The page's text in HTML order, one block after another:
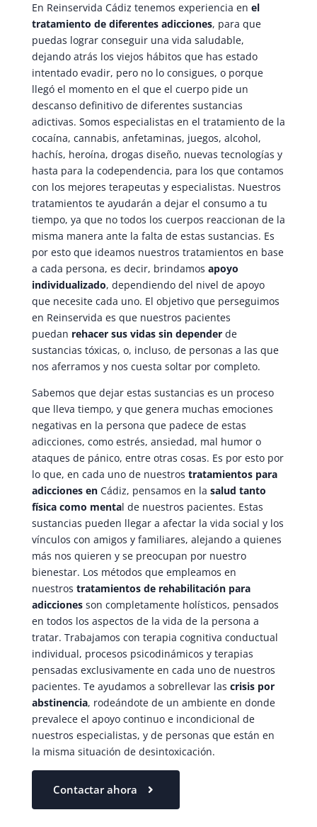
En Reinservida Cádiz tenemos experiencia en el
tratamiento de diferentes adicciones, para que
puedas lograr conseguir una vida saludable,
dejando atrás los viejos hábitos que has estado
intentado evadir, pero no lo consigues, o porque
llegó el momento en el que el cuerpo pide un
descanso definitivo de diferentes sustancias
adictivas. Somos especialistas en el tratamiento de la
cocaína, cannabis, anfetaminas, juegos, alcohol,
hachís, heroína, drogas diseño, nuevas tecnologías y
hasta para la codependencia, para los que contamos
con los mejores terapeutas y especialistas. Nuestros
tratamientos te ayudarán a dejar el consumo a tu
tiempo, ya que no todos los cuerpos reaccionan de la
misma manera ante la falta de estas sustancias. Es
por esto que ideamos nuestros tratamientos en base
a cada persona, es decir, brindamos apoyo
individualizado, dependiendo del nivel de apoyo
que necesite cada uno. El objetivo que perseguimos
en Reinservida es que nuestros pacientes
puedan rehacer sus vidas sin dependerde
sustancias tóxicas, o, incluso, de personas a las que
nos aferramos y nos cuesta soltar por completo.
Sabemos que dejar estas sustancias es un proceso
que lleva tiempo, y que genera muchas emociones
negativas en la persona que padece de estas
adicciones, como estrés, ansiedad, mal humor o
ataques de pánico, entre otras cosas. Es por esto por
lo que, en cada uno de nuestros tratamientos para
adicciones en Cádiz, pensamos en la salud tanto
física como mental de nuestros pacientes. Estas
sustancias pueden llegar a afectar la vida social y los
vínculos con amigos y familiares, alejando a quienes
más nos quieren y se preocupan por nuestro
bienestar. Los métodos que empleamos en
nuestros tratamientos de rehabilitación para
adiccionesson completamente holísticos, pensados
en todos los aspectos de la vida de la persona a
tratar. Trabajamos con terapia cognitiva conductual
individual, procesos psicodinámicos y terapias
pensadas exclusivamente en cada uno de nuestros
pacientes. Te ayudamos a sobrellevar las crisis por
abstinencia, rodeándote de un ambiente en donde
prevalece el apoyo continuo e incondicional de
nuestros especialistas, y de personas que están en
la misma situación de desintoxicación.
Contactar ahora